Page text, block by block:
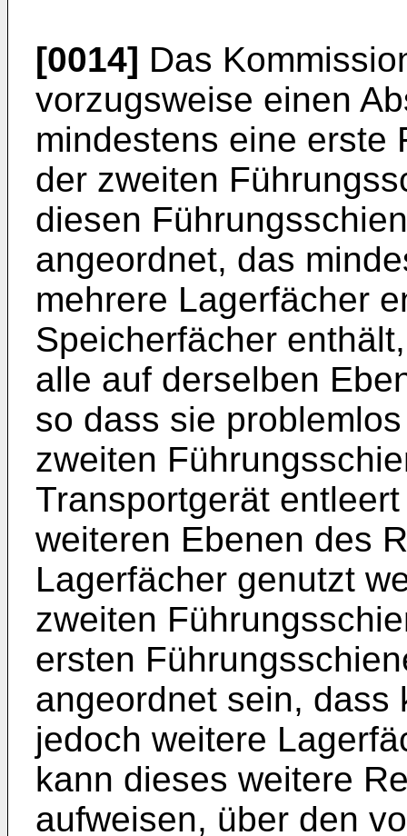
[0014] Das
vorzugsweise einen
mindestens eine erste
der zweiten
diesen
angeordnet, das
mehrere Lagerfächer
Speicherfächer
alle auf derselben
so dass sie
zweiten
Transportgerät
weiteren Ebenen des
Lagerfächer genutzt
zweiten
ersten
angeordnet sein, dass
jedoch weitere
kann dieses weitere
aufweisen, über den